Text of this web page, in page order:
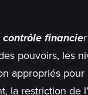
contrôle financier
pouvoirs, les
appropriés pour
la restriction de